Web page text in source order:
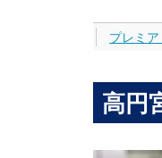
高円
プレミ